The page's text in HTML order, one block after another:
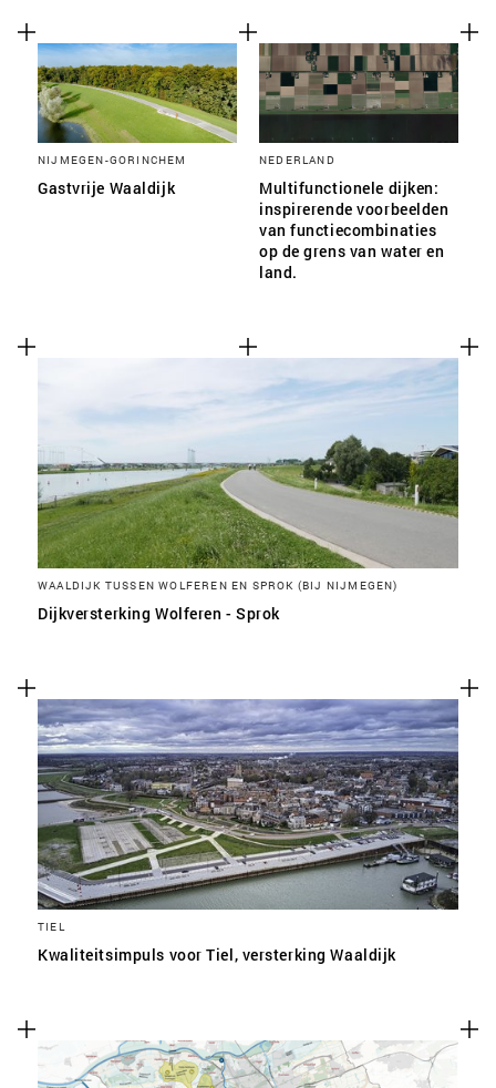
NIJMEGEN-GORINCHEM
Gastvrije Waaldijk
NEDERLAND
Multifunctionele dijken:
inspirerende voorbeelden
van functiecombinaties
op de grens van water en
land.
WAALDIJK TUSSEN WOLFEREN EN SPROK (BIJ NIJMEGEN)
Dijkversterking Wolferen - Sprok
TIEL
Kwaliteitsimpuls voor Tiel, versterking Waaldijk